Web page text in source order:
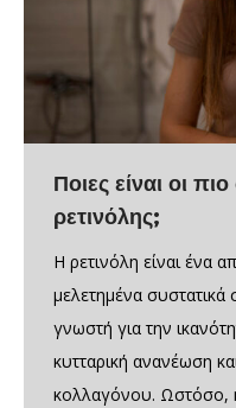
Ποιες είναι οι
ρετινόλης;
Η ρετινόλη είναι ένα
μελετημένα συστατικά
γνωστή για την
κυτταρική ανανέωση
κολλαγόνου. Ωστόσο,